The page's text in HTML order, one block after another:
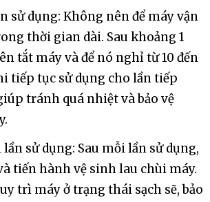
sử dụng: Không nên để máy vận
thời gian dài. Sau khoảng 1
tắt máy và để nó nghỉ từ 10 đến
tiếp tục sử dụng cho lần tiếp
tránh quá nhiệt và bảo vệ
sử dụng: Sau mỗi lần sử dụng,
tiến hành vệ sinh lau chùi máy.
trì máy ở trạng thái sạch sẽ, bảo